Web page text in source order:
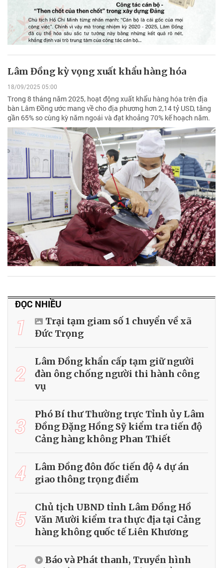
Lâm Đồng kỳ vọng xuất khẩu hàng hóa
18/09/2025 05:00
Trong 8 tháng năm 2025, hoạt động xuất khẩu hàng hóa trên địa
bàn Lâm Đồng ước mang về cho địa phương hơn 2,14 tỷ USD, tăng
gần 65% so cùng kỳ năm ngoái và đạt khoảng 70% kế hoạch năm.
ĐỌC NHIỀU
1
Trại tạm giam số 1 chuyển về xã
Đức Trọng
2
Lâm Đồng khẩn cấp tạm giữ người
đàn ông chống người thi hành công
vụ
3
Phó Bí thư Thường trực Tỉnh ủy Lâm
Đồng Đặng Hồng Sỹ kiểm tra tiến độ
Cảng hàng không Phan Thiết
4
Lâm Đồng đôn đốc tiến độ 4 dự án
giao thông trọng điểm
5
Chủ tịch UBND tỉnh Lâm Đồng Hồ
Văn Mười kiểm tra thực địa tại Cảng
hàng không quốc tế Liên Khương
Báo và Phát thanh, Truyền hình